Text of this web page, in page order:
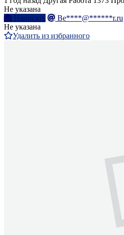
Не указана
Написать
Be****@******r.ru
Не указана
Удалить из избранного